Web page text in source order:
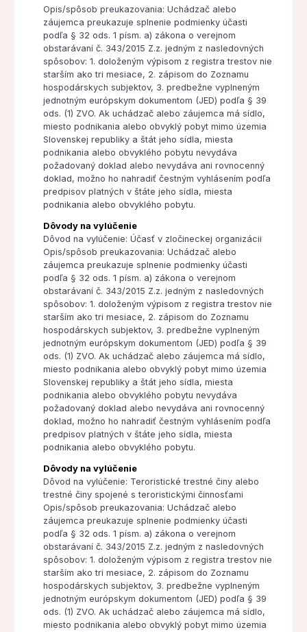
Opis/spôsob preukazovania: Uchádzač alebo
záujemca preukazuje splnenie podmienky účasti
podľa § 32 ods. 1 písm. a) zákona o verejnom
obstarávaní č. 343/2015 Z.z. jedným z nasledovných
spôsobov: 1. doloženým výpisom z registra trestov nie
starším ako tri mesiace, 2. zápisom do Zoznamu
hospodárskych subjektov, 3. predbežne vyplneným
jednotným európskym dokumentom (JED) podľa § 39
ods. (1) ZVO. Ak uchádzač alebo záujemca má sídlo,
miesto podnikania alebo obvyklý pobyt mimo územia
Slovenskej republiky a štát jeho sídla, miesta
podnikania alebo obvyklého pobytu nevydáva
požadovaný doklad alebo nevydáva ani rovnocenný
doklad, možno ho nahradiť čestným vyhlásením podľa
predpisov platných v štáte jeho sídla, miesta
podnikania alebo obvyklého pobytu.
Dôvody na vylúčenie
Dôvod na vylúčenie: Účasť v zločineckej organizácii
Opis/spôsob preukazovania: Uchádzač alebo
záujemca preukazuje splnenie podmienky účasti
podľa § 32 ods. 1 písm. a) zákona o verejnom
obstarávaní č. 343/2015 Z.z. jedným z nasledovných
spôsobov: 1. doloženým výpisom z registra trestov nie
starším ako tri mesiace, 2. zápisom do Zoznamu
hospodárskych subjektov, 3. predbežne vyplneným
jednotným európskym dokumentom (JED) podľa § 39
ods. (1) ZVO. Ak uchádzač alebo záujemca má sídlo,
miesto podnikania alebo obvyklý pobyt mimo územia
Slovenskej republiky a štát jeho sídla, miesta
podnikania alebo obvyklého pobytu nevydáva
požadovaný doklad alebo nevydáva ani rovnocenný
doklad, možno ho nahradiť čestným vyhlásením podľa
predpisov platných v štáte jeho sídla, miesta
podnikania alebo obvyklého pobytu.
Dôvody na vylúčenie
Dôvod na vylúčenie: Teroristické trestné činy alebo
trestné činy spojené s teroristickými činnosťami
Opis/spôsob preukazovania: Uchádzač alebo
záujemca preukazuje splnenie podmienky účasti
podľa § 32 ods. 1 písm. a) zákona o verejnom
obstarávaní č. 343/2015 Z.z. jedným z nasledovných
spôsobov: 1. doloženým výpisom z registra trestov nie
starším ako tri mesiace, 2. zápisom do Zoznamu
hospodárskych subjektov, 3. predbežne vyplneným
jednotným európskym dokumentom (JED) podľa § 39
ods. (1) ZVO. Ak uchádzač alebo záujemca má sídlo,
miesto podnikania alebo obvyklý pobyt mimo územia